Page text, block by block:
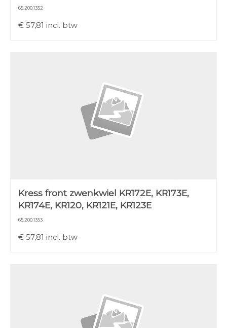
65.200.1352
€ 57,81 incl. btw
Kress front zwenkwiel KR172E, KR173E,
KR174E, KR120, KR121E, KR123E
65.200.1353
€ 57,81 incl. btw